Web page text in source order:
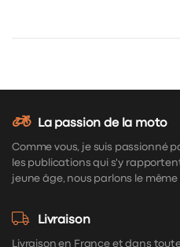
La passion de la moto
Comme vous, je suis passionné
les publications qui s'y
jeune âge, nous parlons le
Livraison
Livraison en France et dans